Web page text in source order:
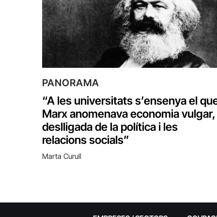
PANORAMA
“A les universitats s’ensenya el
Marx anomenava economia vulgar,
deslligada de la política i les
relacions socials”
Marta Curull